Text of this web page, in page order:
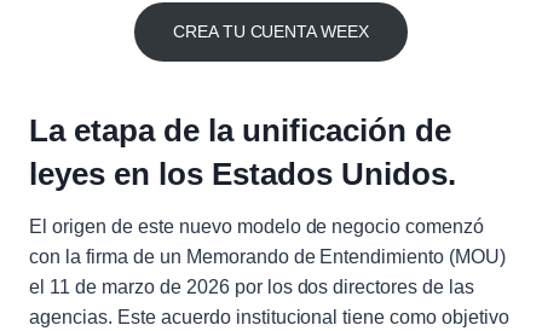
CREA TU CUENTA WEEX
La etapa de la unificación de
leyes en los Estados Unidos.
El origen de este nuevo modelo de negocio comenzó
con la firma de un Memorando de Entendimiento (MOU)
el 11 de marzo de 2026 por los dos directores de las
agencias. Este acuerdo institucional tiene como objetivo